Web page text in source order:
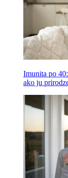
Imunita po
ako ju